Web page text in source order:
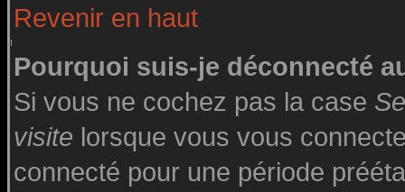
Revenir en haut
Pourquoi suis-je déconnecté
Si vous ne cochez pas la case
visite lorsque vous vous
connecté pour une période